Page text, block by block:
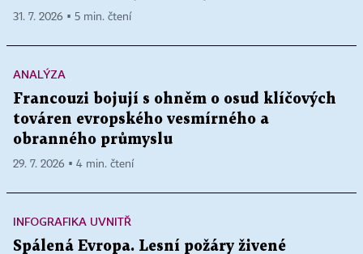
31. 7. 2026 ▪ 5 min. čtení
ANALÝZA
Francouzi bojují s ohněm o osud klíčových
továren evropského vesmírného a
obranného průmyslu
29. 7. 2026 ▪ 4 min. čtení
INFOGRAFIKA UVNITŘ
Spálená Evropa. Lesní požáry živené